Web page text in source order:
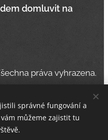
domluvit na
práva vyhrazena.
Cookies
správné fungování a
můžeme zajistit tu